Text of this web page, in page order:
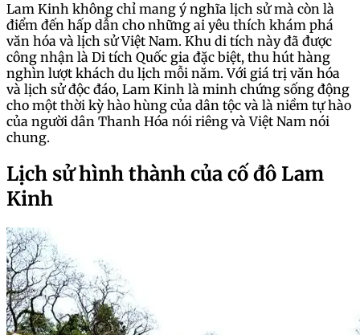
Lam Kinh không chỉ mang ý nghĩa lịch sử mà còn là
điểm đến hấp dẫn cho những ai yêu thích khám phá
văn hóa và lịch sử Việt Nam. Khu di tích này đã được
công nhận là Di tích Quốc gia đặc biệt, thu hút hàng
nghìn lượt khách du lịch mỗi năm. Với giá trị văn hóa
và lịch sử độc đáo, Lam Kinh là minh chứng sống động
cho một thời kỳ hào hùng của dân tộc và là niềm tự hào
của người dân Thanh Hóa nói riêng và Việt Nam nói
chung.
Lịch sử hình thành của cố đô Lam
Kinh